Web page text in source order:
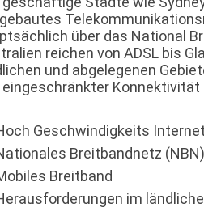
über das National
reichen von ADSL bis
und abgelegenen
eingeschränkter
Geschwindigkeits Internet
Breitbandnetz (NBN)
Breitband
im